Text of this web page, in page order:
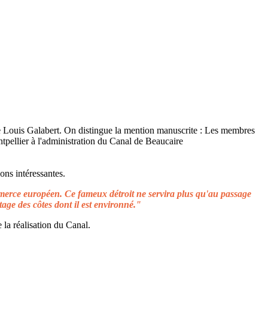
intéressantes.
européen. Ce fameux détroit ne servira plus qu'au passage
des côtes dont il est environné."
réalisation du Canal.